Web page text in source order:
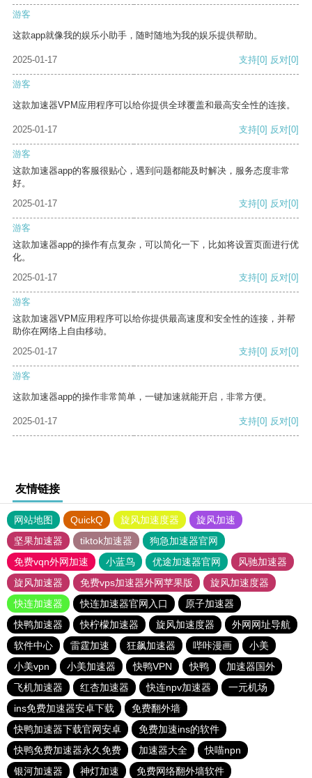
游客
这款app就像我的娱乐小助手，随时随地为我的娱乐提供帮助。
2025-01-17 支持[0] 反对[0]
游客
这款加速器VPM应用程序可以给你提供全球覆盖和最高安全性的连接。
2025-01-17 支持[0] 反对[0]
游客
这款加速器app的客服很贴心，遇到问题都能及时解决，服务态度非常
好。
2025-01-17
支持[0] 反对[0]
游客
这款加速器app的操作有点复杂，可以简化一下，比如将设置页面进行优
化。
2025-01-17
支持[0] 反对[0]
游客
这款加速器VPM应用程序可以给你提供最高速度和安全性的连接，并帮
助你在网络上自由移动。
2025-01-17
支持[0] 反对[0]
游客
这款加速器app的操作非常简单，一键加速就能开启，非常方便。
2025-01-17 支持[0] 反对[0]
友情链接
网站地图 QuickQ 旋风加速度器
旋风加速
坚果加速器
tiktok加速器
狗急加速器官网
免费vqn外网加速
小蓝鸟 优途加速器官网
风驰加速器
旋风加速器
免费vps加速器外网苹果版
旋风加速度器
快连加速器
快连加速器官网入口
原子加速器
快鸭加速器
快柠檬加速器 旋风加速度器
外网网址导航
软件中心
雷霆加速 狂飙加速器 哔咔漫画
小美
小美vpn
小美加速器 快鸭VPN 快鸭
加速器国外
飞机加速器
红杏加速器 快连npv加速器
一元机场
ins免费加速器安卓下载
免费翻外墙
快鸭加速器下载官网安卓
免费加速ins的软件
快鸭免费加速器永久免费
加速器大全
快喵npn
银河加速器
神灯加速 免费网络翻外墙软件